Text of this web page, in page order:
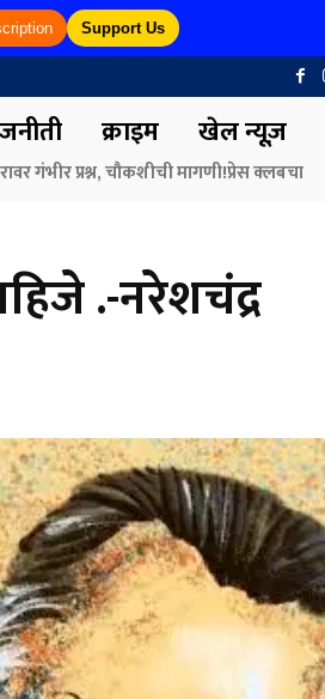
Support Us
क्राइम खेल न्यूज़
गंभीर प्रश्न, चौकशीची मागणी!प्रेस क्लबचा
.-नरेशचंद्र